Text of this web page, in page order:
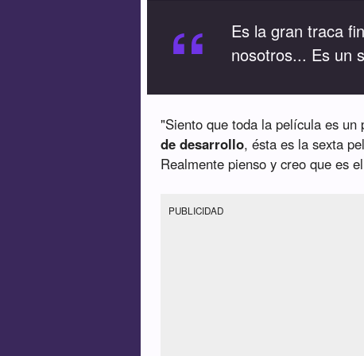
“
Es la gran traca
nosotros... Es un
"Siento que toda la película es
de desarrollo, ésta es la sexta
Realmente pienso y creo que es
PUBLICIDAD